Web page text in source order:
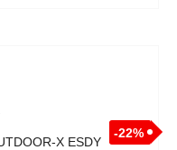
-22%
X ESDY